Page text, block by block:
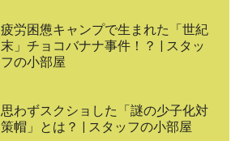
疲労困憊キャンプで生まれた「世紀
末」チョコバナナ事件！？ | スタッ
フの小部屋
思わずスクショした「謎の少子化対
策帽」とは？ | スタッフの小部屋